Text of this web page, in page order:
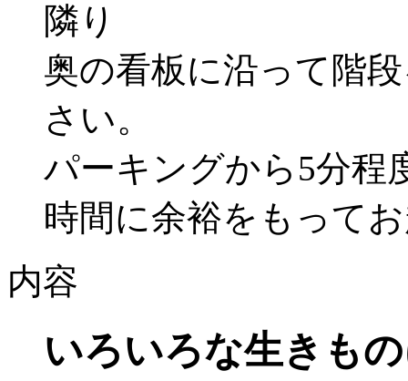
隣り
奥の看板に沿って階
さい。
パーキングから5分程
時間に余裕をもって
内容
いろいろな生きも